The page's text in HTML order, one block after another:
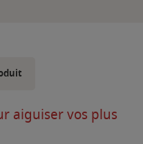
aiguiser vos plus